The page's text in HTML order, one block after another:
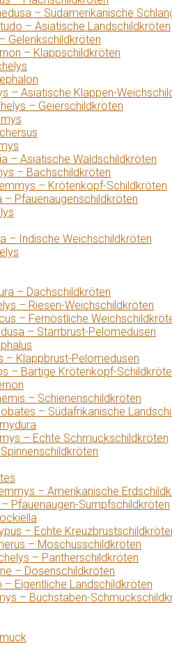
– Südamerikanische
– Asiatische Landschildkröten
Gelenkschildkröten
– Klappschildkröten
– Asiatische Klappen-
– Geierschildkröten
– Asiatische Waldschildkröten
– Bachschildkröten
– Krötenkopf-Schildkröten
– Pfauenaugenschildkröten
– Indische Weichschildkröten
– Dachschildkröten
– Riesen-Weichschildkröten
– Fernöstliche
– Starrbrust-Pelomedusen
– Klappbrust-Pelomedusen
– Bärtige Krötenkopf-
– Schienenschildkröten
– Südafrikanische
– Echte Schmuckschildkröten
– Amerikanische
Pfauenaugen-Sumpfschildkröten
– Echte
– Moschusschildkröten
– Pantherschildkröten
– Dosenschildkröten
– Eigentliche Landschildkröten
– Buchstaben-